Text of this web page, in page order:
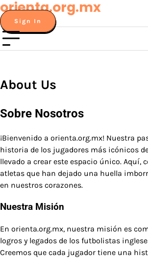
Skip
to
content
orienta.org.mx
Sign In
About Us
Sobre Nosotros
¡Bienvenido a orienta.org.mx! Nuestra
historia de los jugadores más icónicos
llevado a crear este espacio único. Aquí,
atletas que han dejado una huella
en nuestros corazones.
Nuestra Misión
En orienta.org.mx, nuestra misión es
logros y legados de los futbolistas
Creemos que cada jugador tiene una